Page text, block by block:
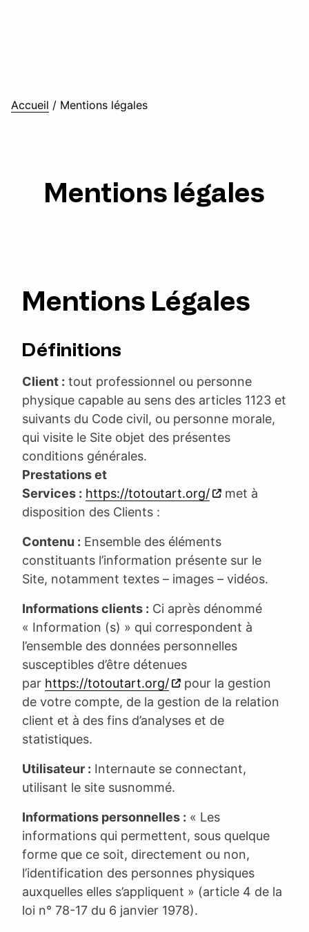
Accueil / Mentions légales
Mentions légales
Mentions Légales
Définitions
Client : tout professionnel ou personne
physique capable au sens des articles 1123 et
suivants du Code civil, ou personne morale,
qui visite le Site objet des présentes
conditions générales.
Prestations et
Services : https://totoutart.org/
met à
disposition des Clients :
Contenu : Ensemble des éléments
constituants l’information présente sur le
Site, notamment textes – images – vidéos.
Informations clients : Ci après dénommé
« Information (s) » qui correspondent à
l’ensemble des données personnelles
susceptibles d’être détenues
par https://totoutart.org/
pour la gestion
de votre compte, de la gestion de la relation
client et à des fins d’analyses et de
statistiques.
Utilisateur : Internaute se connectant,
utilisant le site susnommé.
Informations personnelles : « Les
informations qui permettent, sous quelque
forme que ce soit, directement ou non,
l’identification des personnes physiques
auxquelles elles s’appliquent » (article 4 de la
loi n° 78-17 du 6 janvier 1978).